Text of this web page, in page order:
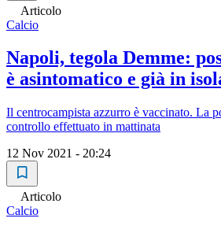
Articolo
Calcio
Napoli, tegola Demme:
è asintomatico e già in
Il centrocampista azzurro è vaccinato. La
controllo effettuato in mattinata
12 Nov 2021 - 20:24
Articolo
Calcio